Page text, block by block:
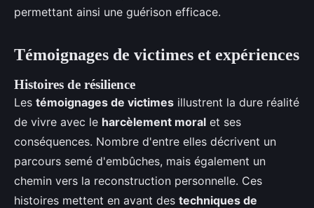
permettant ainsi une guérison efficace.
Témoignages de victimes et expériences
Histoires de résilience
Les témoignages de victimes illustrent la dure réalité
de vivre avec le harcèlement moral et ses
conséquences. Nombre d'entre elles décrivent un
parcours semé d'embûches, mais également un
chemin vers la reconstruction personnelle. Ces
histoires mettent en avant des techniques de